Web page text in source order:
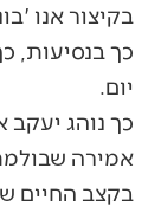
בקיצור אנו
כך בנסיעות,
יום.
כך נוהג יעקב
אמירה
בקצב החיים